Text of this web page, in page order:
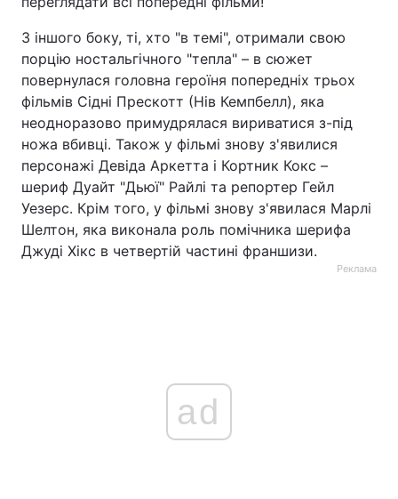
З іншого боку, ті, хто "в темі", отримали свою
порцію ностальгічного "тепла" – в сюжет
повернулася головна героїня попередніх трьох
фільмів Сідні Прескотт (Нів Кемпбелл), яка
неодноразово примудрялася вириватися з-під
ножа вбивці. Також у фільмі знову з'явилися
персонажі Девіда Аркетта і Кортник Кокс –
шериф Дуайт "Дьюї" Райлі та репортер Гейл
Уезерс. Крім того, у фільмі знову з'явилася Марлі
Шелтон, яка виконала роль помічника шерифа
Джуді Хікс в четвертій частині франшизи.
Реклама
ad